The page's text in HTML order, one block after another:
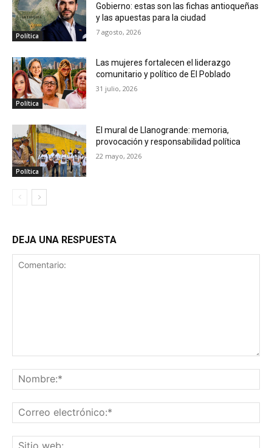
Política
Gobierno: estas son las fichas antioqueñas
y las apuestas para la ciudad
7 agosto, 2026
Política
Las mujeres fortalecen el liderazgo
comunitario y político de El Poblado
31 julio, 2026
Política
El mural de Llanogrande: memoria,
provocación y responsabilidad política
22 mayo, 2026
DEJA UNA RESPUESTA